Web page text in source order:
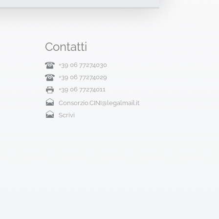
Contatti
+39 06 77274030
+39 06 77274029
+39 06 77274011
Consorzio.CINI@legalmail.it
Scrivi